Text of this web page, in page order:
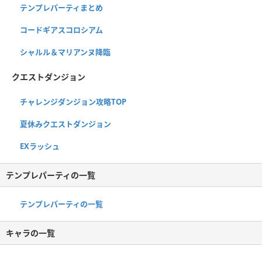
テンプレパーティまとめ
コードギアスコロシアム
シャルル＆マリアンヌ降臨
クエストダンジョン
チャレンジダンジョン攻略TOP
夏休みクエストダンジョン
EXラッシュ
テンプレパーティの一覧
テンプレパーティの一覧
キャラの一覧